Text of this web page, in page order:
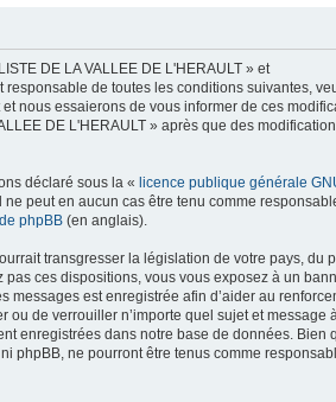
DE LA VALLEE DE L'HERAULT » et
responsable de toutes les conditions suivantes,
nous essaierons de vous informer de ces
DE L'HERAULT » après que des
déclaré sous la « licence publique générale
peut en aucun cas être tenu comme
phpBB (en anglais).
transgresser la législation de votre pays, du
ces dispositions, vous vous exposez à un
messages est enregistrée afin d’aider au
de verrouiller n’importe quel sujet et message
enregistrées dans notre base de données. Bien
phpBB, ne pourront être tenus comme